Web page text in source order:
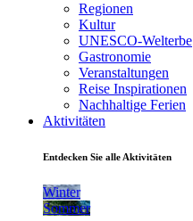
Regionen
Kultur
UNESCO-Welterbe
Gastronomie
Veranstaltungen
Reise Inspirationen
Nachhaltige Ferien
Aktivitäten
Entdecken Sie alle Aktivitäten
Winter
Sommer